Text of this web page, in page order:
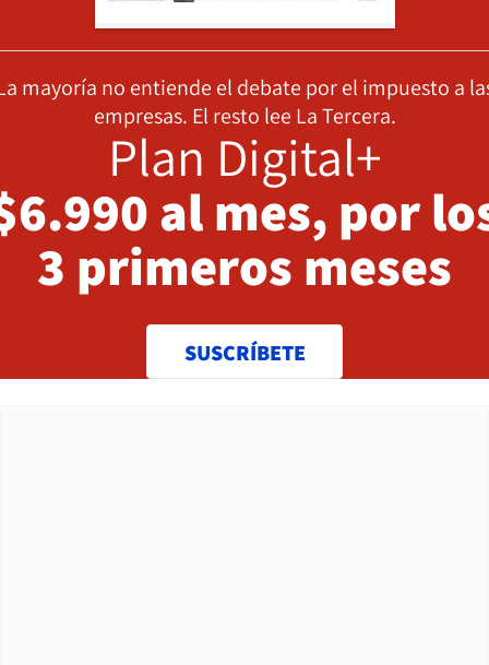
mayoría no entiende el debate por el impuesto a
empresas. El resto lee La Tercera.
Plan Digital+
al mes, por
3 primeros meses
SUSCRÍBETE